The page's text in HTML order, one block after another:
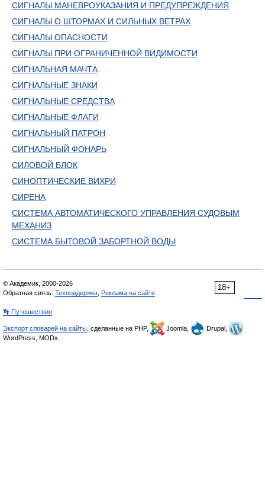
СИГНАЛЫ МАНЕВРОУКАЗАНИЯ И ПРЕДУПРЕЖДЕНИЯ
СИГНАЛЫ О ШТОРМАХ И СИЛЬНЫХ ВЕТРАХ
СИГНАЛЫ ОПАСНОСТИ
СИГНАЛЫ ПРИ ОГРАНИЧЕННОЙ ВИДИМОСТИ
СИГНАЛЬНАЯ МАЧТА
СИГНАЛЬНЫЕ ЗНАКИ
СИГНАЛЬНЫЕ СРЕДСТВА
СИГНАЛЬНЫЕ ФЛАГИ
СИГНАЛЬНЫЙ ПАТРОН
СИГНАЛЬНЫЙ ФОНАРЬ
СИЛОВОЙ БЛОК
СИНОПТИЧЕСКИЕ ВИХРИ
СИРЕНА
СИСТЕМА АВТОМАТИЧЕСКОГО УПРАВЛЕНИЯ СУДОВЫМ
МЕХАНИЗ
СИСТЕМА БЫТОВОЙ ЗАБОРТНОЙ ВОДЫ
18+
© Академик, 2000-2026
Обратная связь: Техподдержка Реклама на сайте
👣 Путешествия
Экспорт словарей на сайты , сделанные на PHP, Joomla,
Drupal,
WordPress, MODx.